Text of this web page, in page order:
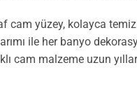
cam yüzey, kolayca
ile her banyo
cam malzeme uzun